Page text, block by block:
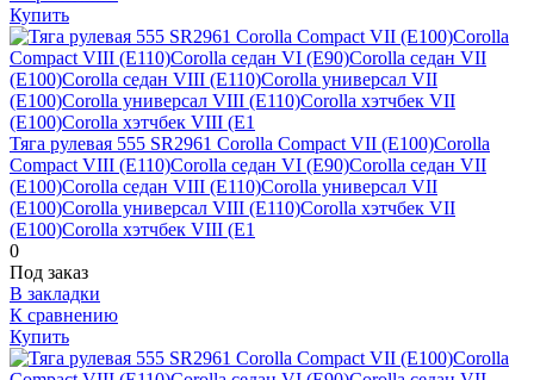
Купить
Тяга рулевая 555 SR2961 Corolla Compact VII (E100)Corolla
Compact VIII (E110)Corolla седан VI (E90)Corolla седан VII
(E100)Corolla седан VIII (E110)Corolla универсал VII
(E100)Corolla универсал VIII (E110)Corolla хэтчбек VII
(E100)Corolla хэтчбек VIII (E1
0
Под заказ
В закладки
К сравнению
Купить